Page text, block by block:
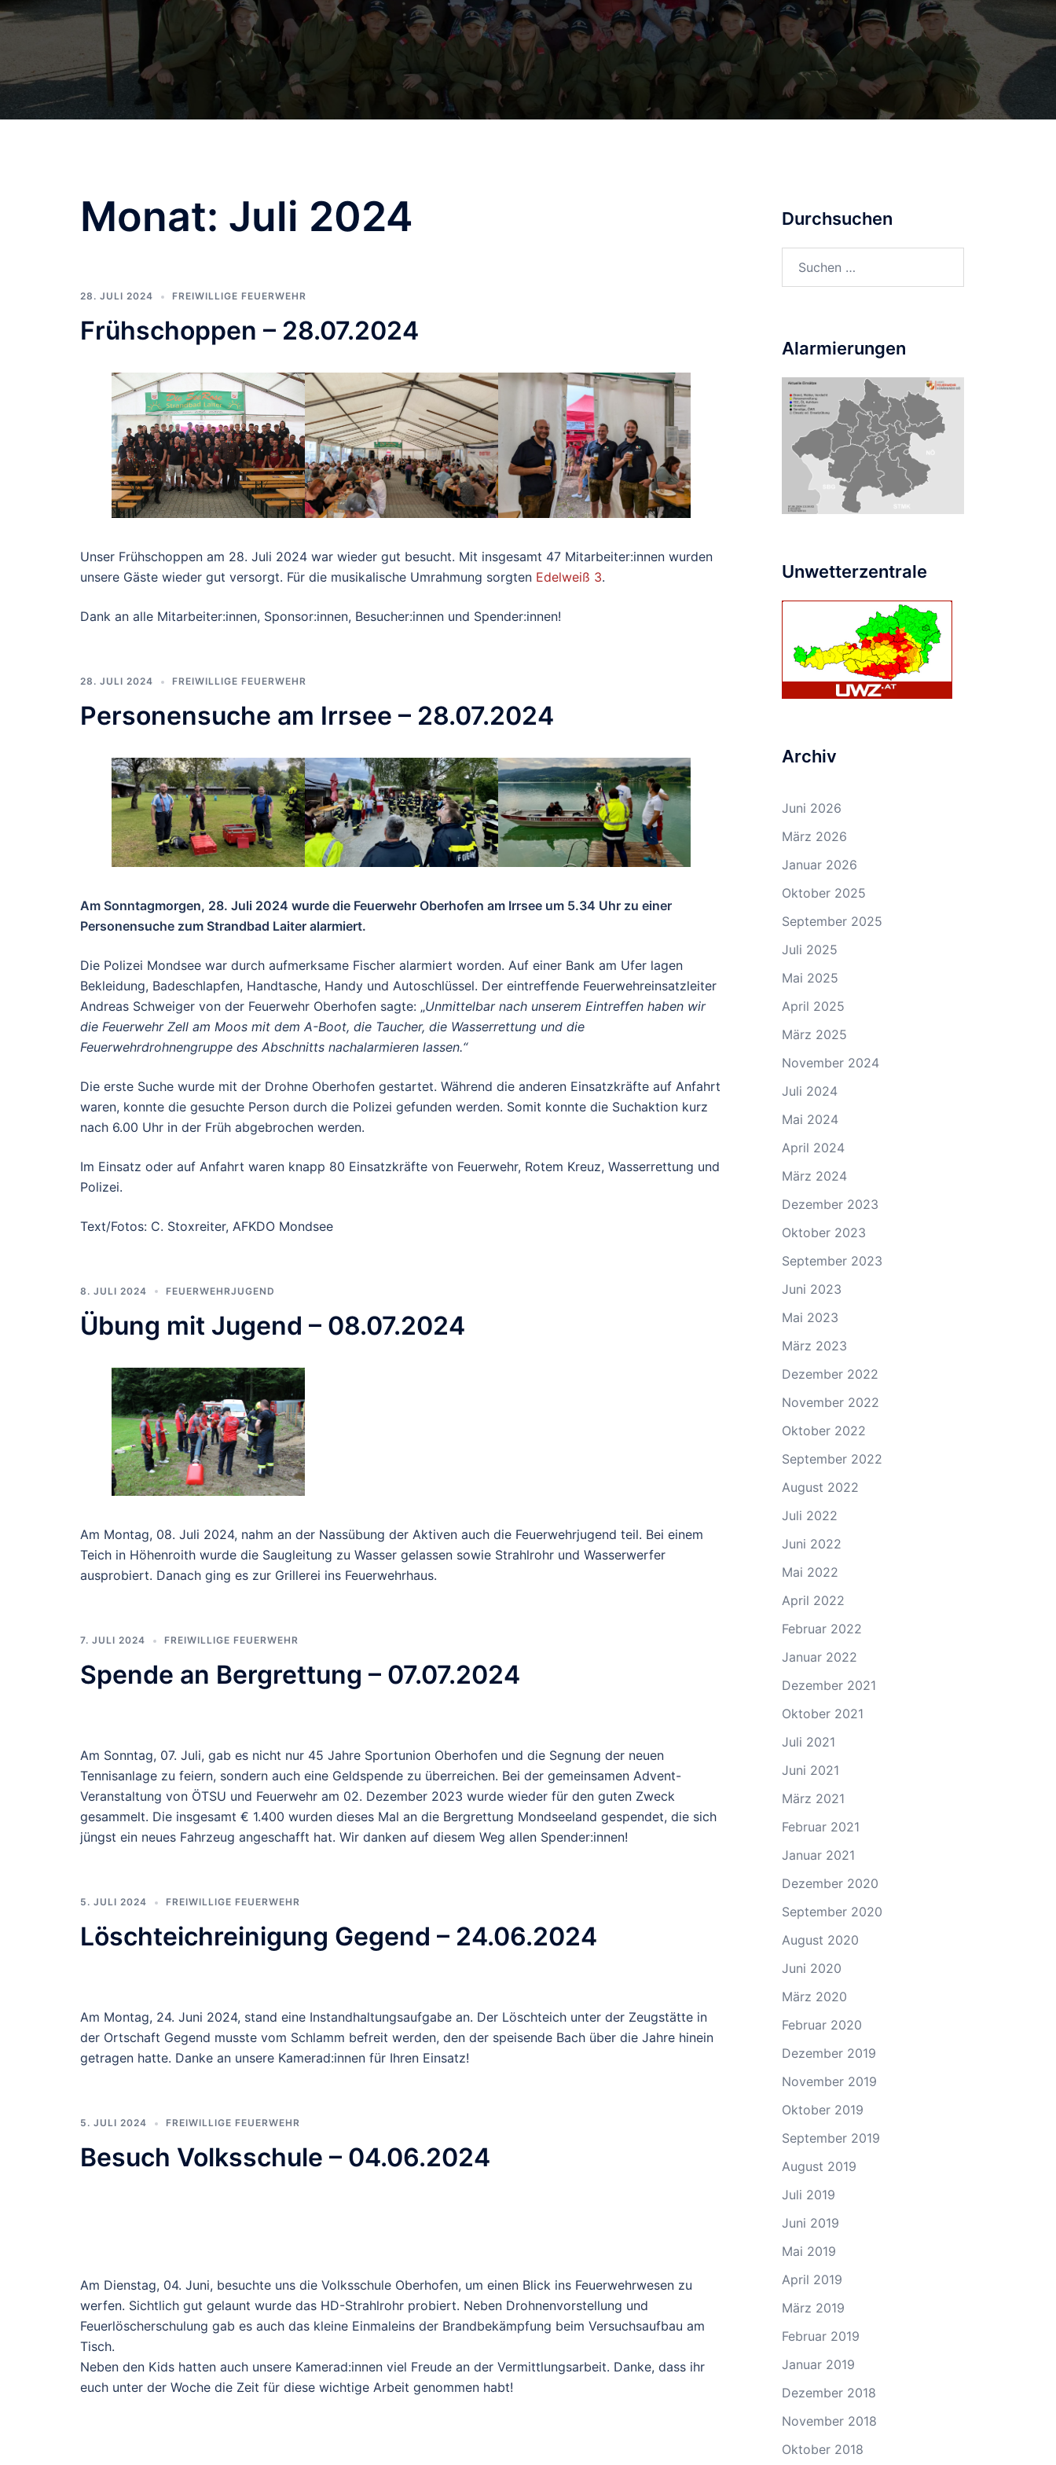
Monat: Juli 2024
28. JULI 2024 FREIWILLIGE FEUERWEHR
Frühschoppen – 28.07.2024
Unser Frühschoppen am 28. Juli 2024 war wieder gut besucht. Mit insgesamt 47 Mitarbeiter:innen wurden
unsere Gäste wieder gut versorgt. Für die musikalische Umrahmung sorgten Edelweiß 3.
Dank an alle Mitarbeiter:innen, Sponsor:innen, Besucher:innen und Spender:innen!
28. JULI 2024 FREIWILLIGE FEUERWEHR
Personensuche am Irrsee – 28.07.2024
Am Sonntagmorgen, 28. Juli 2024 wurde die Feuerwehr Oberhofen am Irrsee um 5.34 Uhr zu einer
Personensuche zum Strandbad Laiter alarmiert.
Die Polizei Mondsee war durch aufmerksame Fischer alarmiert worden. Auf einer Bank am Ufer lagen
Bekleidung, Badeschlapfen, Handtasche, Handy und Autoschlüssel. Der eintreffende Feuerwehreinsatzleiter
Andreas Schweiger von der Feuerwehr Oberhofen sagte: „Unmittelbar nach unserem Eintreffen haben wir
die Feuerwehr Zell am Moos mit dem A-Boot, die Taucher, die Wasserrettung und die
Feuerwehrdrohnengruppe des Abschnitts nachalarmieren lassen.“
Die erste Suche wurde mit der Drohne Oberhofen gestartet. Während die anderen Einsatzkräfte auf Anfahrt
waren, konnte die gesuchte Person durch die Polizei gefunden werden. Somit konnte die Suchaktion kurz
nach 6.00 Uhr in der Früh abgebrochen werden.
Im Einsatz oder auf Anfahrt waren knapp 80 Einsatzkräfte von Feuerwehr, Rotem Kreuz, Wasserrettung und
Polizei.
Text/Fotos: C. Stoxreiter, AFKDO Mondsee
8. JULI 2024 FEUERWEHRJUGEND
Übung mit Jugend – 08.07.2024
Am Montag, 08. Juli 2024, nahm an der Nassübung der Aktiven auch die Feuerwehrjugend teil. Bei einem
Teich in Höhenroith wurde die Saugleitung zu Wasser gelassen sowie Strahlrohr und Wasserwerfer
ausprobiert. Danach ging es zur Grillerei ins Feuerwehrhaus.
7. JULI 2024 FREIWILLIGE FEUERWEHR
Spende an Bergrettung – 07.07.2024
Am Sonntag, 07. Juli, gab es nicht nur 45 Jahre Sportunion Oberhofen und die Segnung der neuen
Tennisanlage zu feiern, sondern auch eine Geldspende zu überreichen. Bei der gemeinsamen Advent-
Veranstaltung von ÖTSU und Feuerwehr am 02. Dezember 2023 wurde wieder für den guten Zweck
gesammelt. Die insgesamt € 1.400 wurden dieses Mal an die Bergrettung Mondseeland gespendet, die sich
jüngst ein neues Fahrzeug angeschafft hat. Wir danken auf diesem Weg allen Spender:innen!
5. JULI 2024 FREIWILLIGE FEUERWEHR
Löschteichreinigung Gegend – 24.06.2024
Am Montag, 24. Juni 2024, stand eine Instandhaltungsaufgabe an. Der Löschteich unter der Zeugstätte in
der Ortschaft Gegend musste vom Schlamm befreit werden, den der speisende Bach über die Jahre hinein
getragen hatte. Danke an unsere Kamerad:innen für Ihren Einsatz!
5. JULI 2024 FREIWILLIGE FEUERWEHR
Besuch Volksschule – 04.06.2024
Am Dienstag, 04. Juni, besuchte uns die Volksschule Oberhofen, um einen Blick ins Feuerwehrwesen zu
werfen. Sichtlich gut gelaunt wurde das HD-Strahlrohr probiert. Neben Drohnenvorstellung und
Feuerlöscherschulung gab es auch das kleine Einmaleins der Brandbekämpfung beim Versuchsaufbau am
Tisch.
Neben den Kids hatten auch unsere Kamerad:innen viel Freude an der Vermittlungsarbeit. Danke, dass ihr
euch unter der Woche die Zeit für diese wichtige Arbeit genommen habt!
Durchsuchen
Alarmierungen
Unwetterzentrale
Archiv
Juni 2026
März 2026
Januar 2026
Oktober 2025
September 2025
Juli 2025
Mai 2025
April 2025
März 2025
November 2024
Juli 2024
Mai 2024
April 2024
März 2024
Dezember 2023
Oktober 2023
September 2023
Juni 2023
Mai 2023
März 2023
Dezember 2022
November 2022
Oktober 2022
September 2022
August 2022
Juli 2022
Juni 2022
Mai 2022
April 2022
Februar 2022
Januar 2022
Dezember 2021
Oktober 2021
Juli 2021
Juni 2021
März 2021
Februar 2021
Januar 2021
Dezember 2020
September 2020
August 2020
Juni 2020
März 2020
Februar 2020
Dezember 2019
November 2019
Oktober 2019
September 2019
August 2019
Juli 2019
Juni 2019
Mai 2019
April 2019
März 2019
Februar 2019
Januar 2019
Dezember 2018
November 2018
Oktober 2018